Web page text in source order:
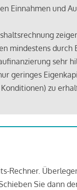
Einnahmen und
mindestens
sehr
geringes
zu
Rechner.
Sie dann